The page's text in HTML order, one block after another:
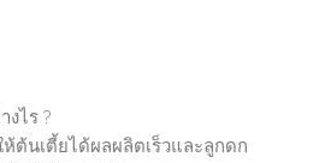
งไร ?
ต้นเตี้ยได้ผลผลิตเร็วและลูกดก